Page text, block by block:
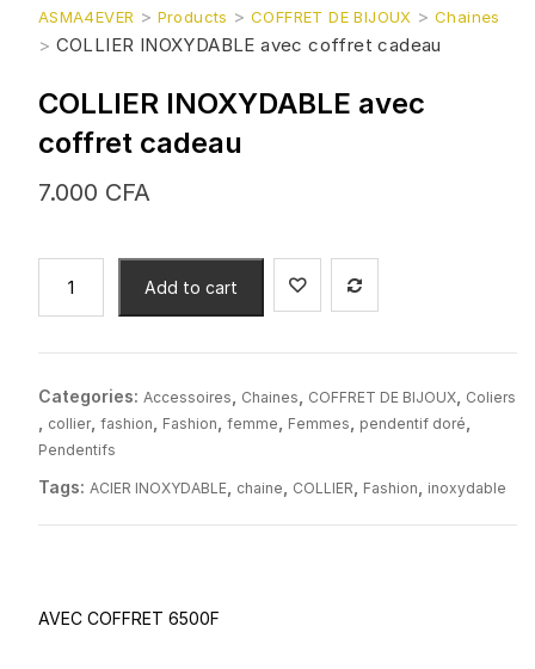
ASMA4EVER > Products > COFFRET DE BIJOUX > Chaines
> COLLIER INOXYDABLE avec coffret cadeau
COLLIER INOXYDABLE avec
coffret cadeau
7.000 CFA
INOXYDABLE
coffret
cadeau
quantity
Add to cart
Categories: Accessoires Chaines COFFRET DE BIJOUX, Coliers
collier, fashion Fashion femme Femmes pendentif doré
Pendentifs
Tags: ACIER INOXYDABLE chaine COLLIER Fashion inoxydable
AVEC COFFRET 6500F